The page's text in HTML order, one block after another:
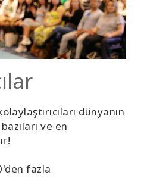
dünyanın
ve en
fazla